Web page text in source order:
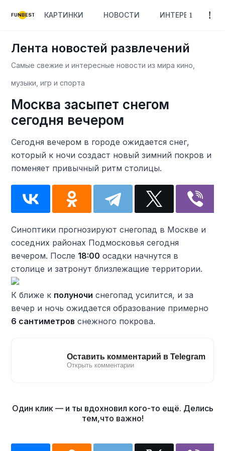
FUNBEST КАРТИНКИ НОВОСТИ ИНТЕРЕСНОЕ
Лента новостей развлечений
Самые свежие и интересные новости из мира кино,
музыки, игр и спорта
Москва засыпет снегом
сегодня вечером
Сегодня вечером в городе ожидается снег,
который к ночи создаст новый зимний покров и
поменяет привычный ритм столицы.
Синоптики прогнозируют снегопад в Москве и
соседних районах Подмосковья сегодня
вечером. После 18:00 осадки начнутся в
столице и затронут близлежащие территории.
К ближе к полуночи снегопад усилится, и за
вечер и ночь ожидается образование примерно
6 сантиметров снежного покрова.